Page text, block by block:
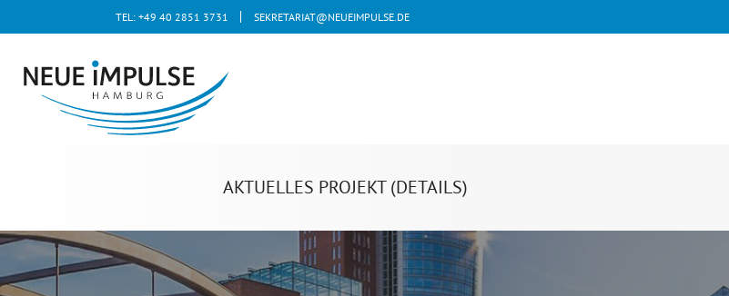
TEL: +49 40 2851 3731 SEKRETARIAT@NEUEIMPULSE.DE
AKTUELLES PROJEKT (DETAILS)